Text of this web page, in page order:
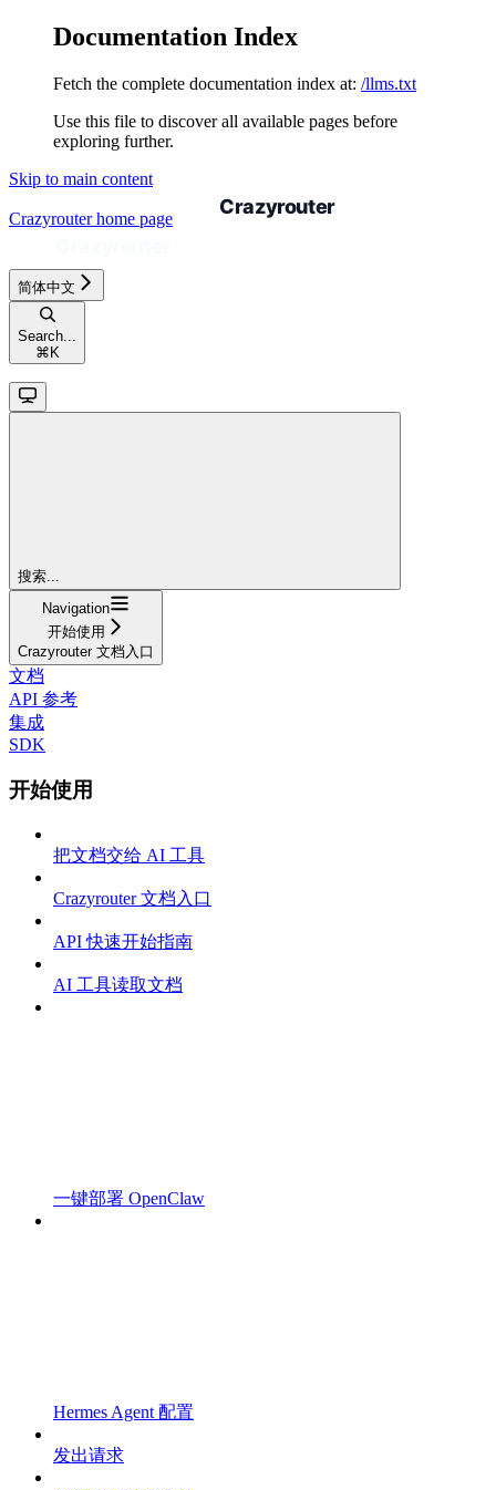
Documentation Index
Fetch the complete documentation index at: /llms.txt
Use this file to discover all available pages before
exploring further.
Skip to main content
Crazyrouterhome page
简体中文
Search...
⌘ K
搜索...
Navigation
开始使用
Crazyrouter 文档入口
文档
API 参考
集成
SDK
开始使用
把文档交给 AI 工具
Crazyrouter 文档入口
API 快速开始指南
AI 工具读取文档
一键部署 OpenClaw
Hermes Agent 配置
发出请求